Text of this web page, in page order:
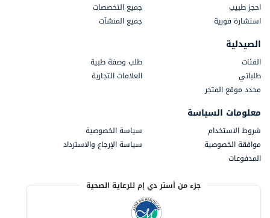
احجز طبيب
جميع التخصصات
استشارة فورية
جميع المنشآت
الصيدلية
الفئات
طلب وصفة طبية
طلباتي
العلامات التجارية
محدد موقع المتجر
معلومات السياسة
شروط الاستخدام
سياسة الخصوصية
موافقة الخصوصية
سياسة الإرجاع والاسترداد
المدفوعات
جزء من أستر دي إم للرعاية الصحية